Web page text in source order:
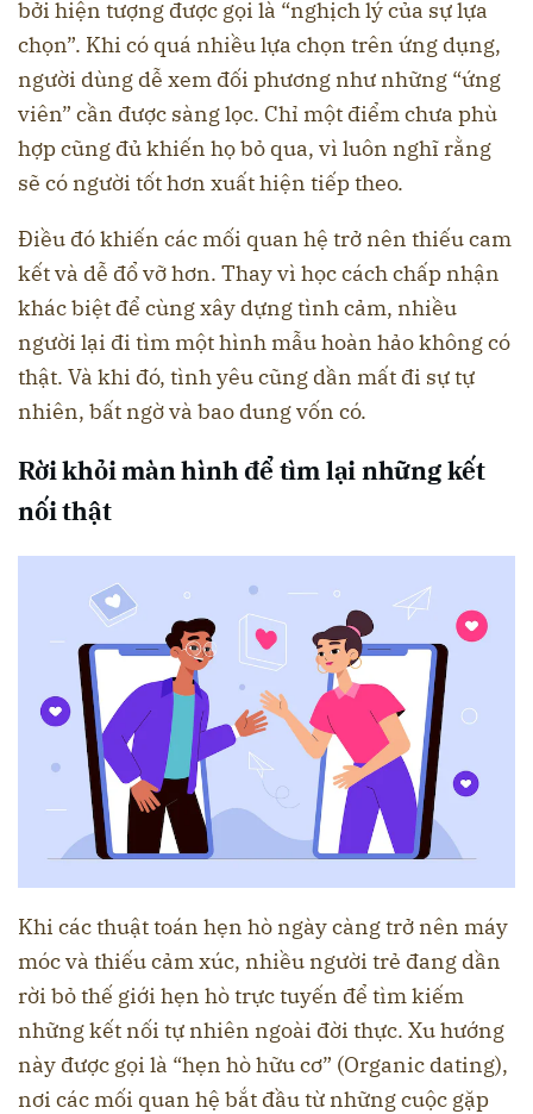
bởi hiện tượng được gọi là “nghịch lý của sự lựa
chọn”. Khi có quá nhiều lựa chọn trên ứng dụng,
người dùng dễ xem đối phương như những “ứng
viên” cần được sàng lọc. Chỉ một điểm chưa phù
hợp cũng đủ khiến họ bỏ qua, vì luôn nghĩ rằng
sẽ có người tốt hơn xuất hiện tiếp theo.
Điều đó khiến các mối quan hệ trở nên thiếu cam
kết và dễ đổ vỡ hơn. Thay vì học cách chấp nhận
khác biệt để cùng xây dựng tình cảm, nhiều
người lại đi tìm một hình mẫu hoàn hảo không có
thật. Và khi đó, tình yêu cũng dần mất đi sự tự
nhiên, bất ngờ và bao dung vốn có.
Rời khỏi màn hình để tìm lại những kết
nối thật
Khi các thuật toán hẹn hò ngày càng trở nên máy
móc và thiếu cảm xúc, nhiều người trẻ đang dần
rời bỏ thế giới hẹn hò trực tuyến để tìm kiếm
những kết nối tự nhiên ngoài đời thực. Xu hướng
này được gọi là “hẹn hò hữu cơ” (Organic dating),
nơi các mối quan hệ bắt đầu từ những cuộc gặp